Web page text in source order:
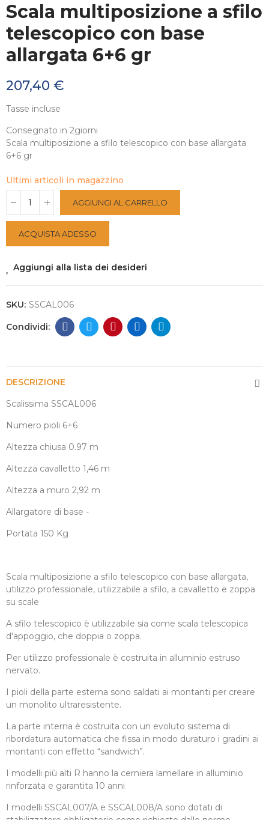
Scala multiposizione a sfilo
telescopico con base
allargata 6+6 gr
207,40 €
Tasse incluse
Consegnato in 2giorni
Scala multiposizione a sfilo telescopico con base allargata
6+6 gr
Ultimi articoli in magazzino
AGGIUNGI AL CARRELLO
ACQUISTA ADESSO
Aggiungi alla lista dei desideri
SKU: SSCAL006
DESCRIZIONE
Scalissima SSCAL006
Numero pioli 6+6
Altezza chiusa 0.97 m
Altezza cavalletto 1,46 m
Altezza a muro 2,92 m
Allargatore di base -
Portata 150 Kg
Scala multiposizione a sfilo telescopico con base allargata,
utilizzo professionale, utilizzabile a sfilo, a cavalletto e zoppa
su scale
A sfilo telescopico è utilizzabile sia come scala telescopica
d'appoggio, che doppia o zoppa.
Per utilizzo professionale è costruita in alluminio estruso
nervato.
I pioli della parte esterna sono saldati ai montanti per creare
un monolito ultraresistente.
La parte interna è costruita con un evoluto sistema di
ribordatura automatica che fissa in modo duraturo i gradini ai
montanti con effetto “sandwich”.
I modelli più alti R hanno la cerniera lamellare in alluminio
rinforzata e garantita 10 anni
I modelli SSCAL007/A e SSCAL008/A sono dotati di